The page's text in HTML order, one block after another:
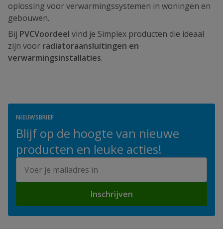
oplossing voor verwarmingssystemen in woningen en
gebouwen.
Bij PVCVoordeel vind je Simplex producten die ideaal
zijn voor radiatoraansluitingen en
verwarmingsinstallaties.
NIEUWSBRIEF
Blijf op de hoogte van nieuwe
producten en leuke acties!
Inschrijven